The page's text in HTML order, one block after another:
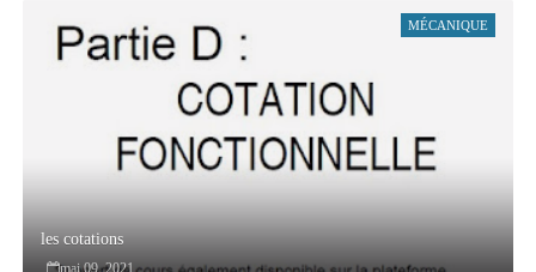
MÉCANIQUE
les cotations
mai 09, 2021